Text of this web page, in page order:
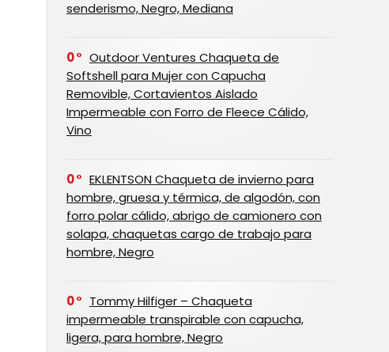
senderismo, Negro, Mediana
0
Outdoor Ventures Chaqueta de
Softshell para Mujer con Capucha
Removible, Cortavientos Aislado
Impermeable con Forro de Fleece Cálido,
Vino
0
EKLENTSON Chaqueta de invierno para
hombre, gruesa y térmica, de algodón, con
forro polar cálido, abrigo de camionero con
solapa, chaquetas cargo de trabajo para
hombre, Negro
0
Tommy Hilfiger – Chaqueta
impermeable transpirable con capucha,
ligera, para hombre, Negro